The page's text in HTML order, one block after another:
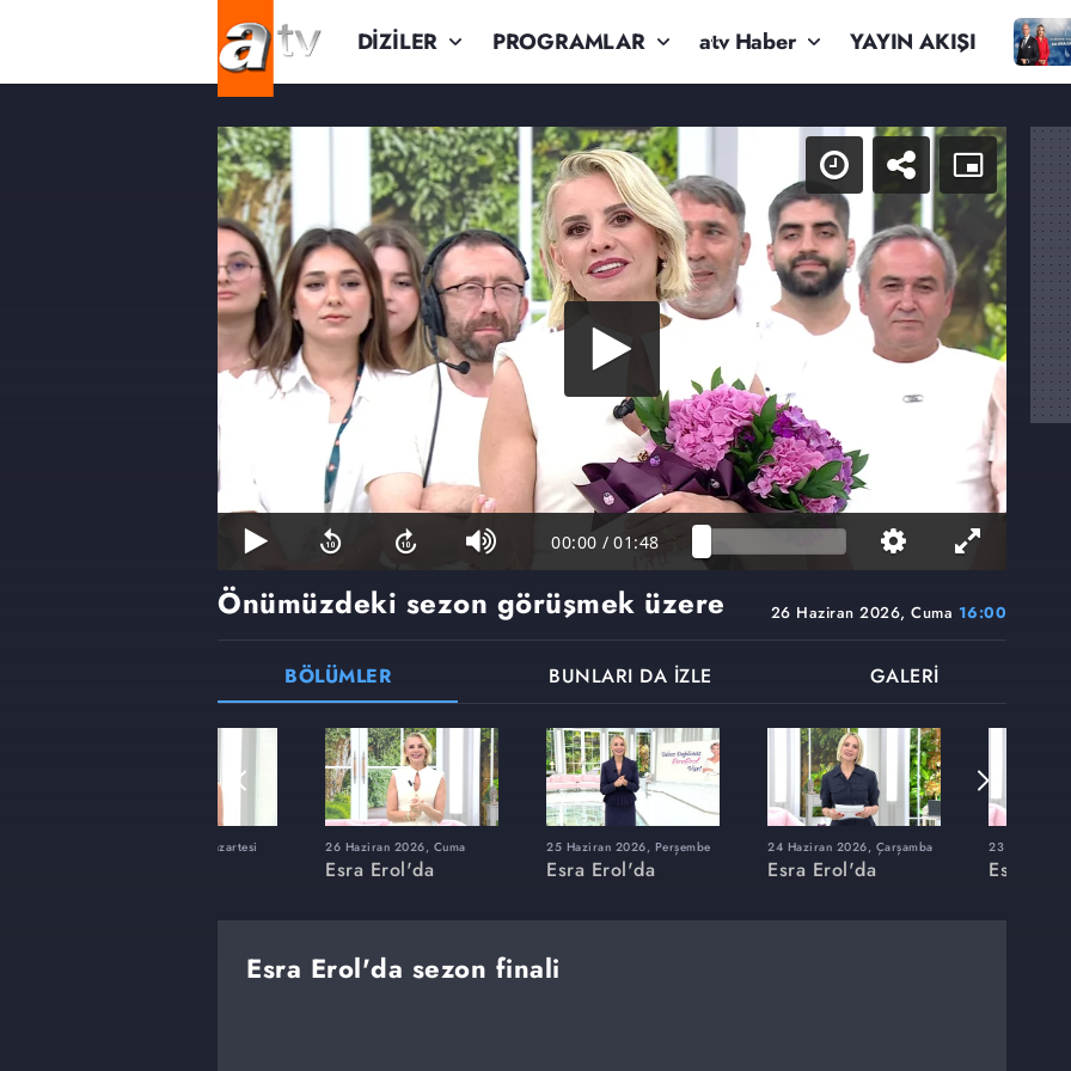
DİZİLER PROGRAMLAR atv Haber YAYIN AKIŞI
00:00 / 01:48
26 Haziran 2026, Cuma 16:00
Önümüzdeki sezon görüşmek üzere
BÖLÜMLER BUNLARI DA İZLE GALERİ
8 Haziran 2026, Pazartesi 26 Haziran 2026, Cuma
Esra Erol'da
25 Haziran 2026, Perşembe
Esra Erol'da
24 Haziran 2026, Çarşamba
Esra Erol'da
23 Haziran
Esra
Esra Erol'da sezon finali